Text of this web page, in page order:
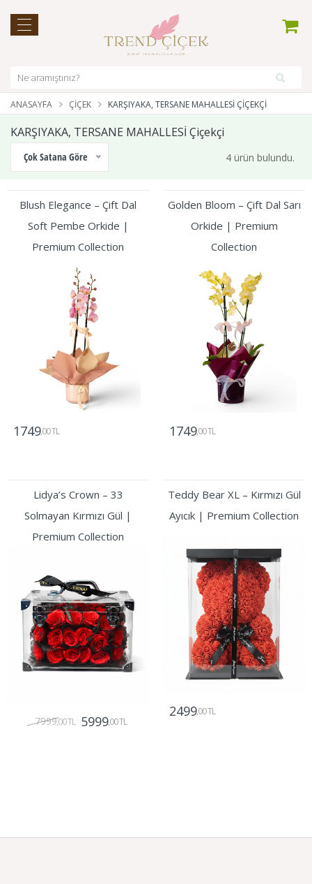
ANASAYFA ÇIÇEK KARŞIYAKA, TERSANE MAHALLESİ ÇIÇEKÇI
KARŞIYAKA, TERSANE MAHALLESİ Çiçekçi
Çok Satana Göre 4 ürün bulundu.
Blush Elegance – Çift Dal
Soft Pembe Orkide |
Premium Collection
1749,00 TL
Golden Bloom – Çift Dal Sarı
Orkide | Premium
Collection
1749,00 TL
Lidya’s Crown – 33
Solmayan Kırmızı Gül |
Premium Collection
7999,00 TL 5999,00 TL
Teddy Bear XL – Kırmızı Gül
Ayıcık | Premium Collection
2499,00 TL